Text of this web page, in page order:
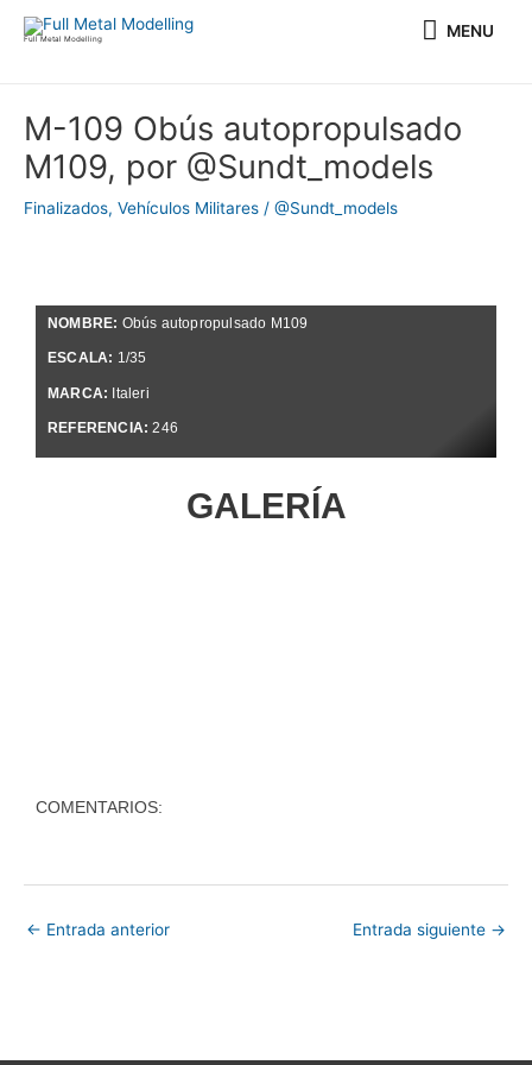
Full Metal Modelling MENU
MENU
M-109 Obús autopropulsado
M109, por @Sundt_models
Finalizados, Vehículos Militares / @Sundt_models
NOMBRE: Obús autopropulsado M109
ESCALA: 1/35
MARCA: Italeri
REFERENCIA: 246
GALERÍA
COMENTARIOS:
de
entradas
← Entrada anterior Entrada siguiente →